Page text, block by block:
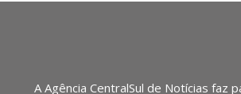
A Agência CentralSul de Notícias faz